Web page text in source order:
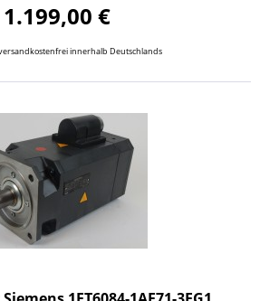
1.199,00 €
innerhalb Deutschlands